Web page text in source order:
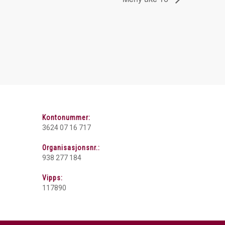
Kontonummer:
3624 07 16 717
Organisasjonsnr.:
938 277 184
Vipps:
117890